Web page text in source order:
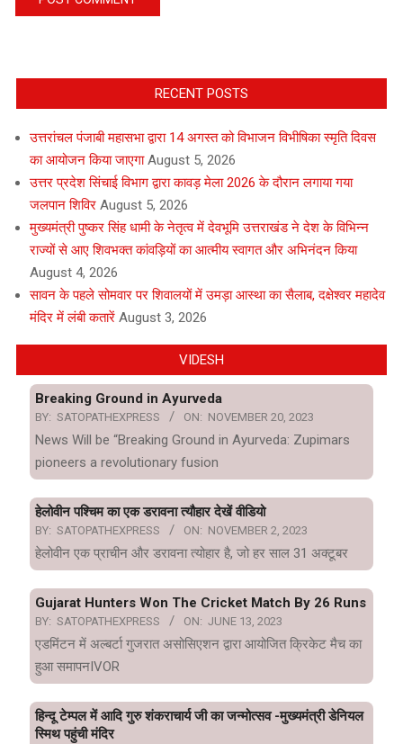
RECENT POSTS
उत्तरांचल पंजाबी महासभा द्वारा 14 अगस्त को विभाजन विभीषिका स्मृति दिवस
का आयोजन किया जाएगा August 5, 2026
उत्तर प्रदेश सिंचाई विभाग द्वारा कावड़ मेला 2026 के दौरान लगाया गया
जलपान शिविर August 5, 2026
मुख्यमंत्री पुष्कर सिंह धामी के नेतृत्व में देवभूमि उत्तराखंड ने देश के विभिन्न
राज्यों से आए शिवभक्त कांवड़ियों का आत्मीय स्वागत और अभिनंदन किया
August 4, 2026
सावन के पहले सोमवार पर शिवालयों में उमड़ा आस्था का सैलाब, दक्षेश्वर महादेव
मंदिर में लंबी कतारें August 3, 2026
VIDESH
Breaking Ground in Ayurveda
BY: SATOPATHEXPRESS ON: NOVEMBER 20, 2023
News Will be “Breaking Ground in Ayurveda: Zupimars
pioneers a revolutionary fusion
हेलोवीन पश्चिम का एक डरावना त्यौहार देखें वीडियो
BY: SATOPATHEXPRESS ON: NOVEMBER 2, 2023
हेलोवीन एक प्राचीन और डरावना त्योहार है, जो हर साल 31 अक्टूबर
Gujarat Hunters Won The Cricket Match By 26 Runs
BY: SATOPATHEXPRESS ON: JUNE 13, 2023
एडमिंटन में अल्बर्टा गुजरात असोसिएशन द्वारा आयोजित क्रिकेट मैच का
हुआ समापनIVOR
हिन्दू टेम्पल में आदि गुरु शंकराचार्य जी का जन्मोत्सव -मुख्यमंत्री डेनियल
स्मिथ पहुंची मंदिर